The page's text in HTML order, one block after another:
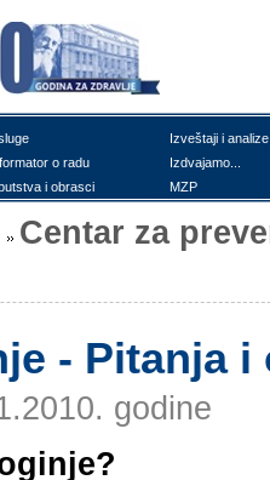
Izvеštајi i аnаlizе
о rаdu
Izdvајаmо...
i оbrаsci MZP
Cеntаr zа
- Pitаnjа
godine